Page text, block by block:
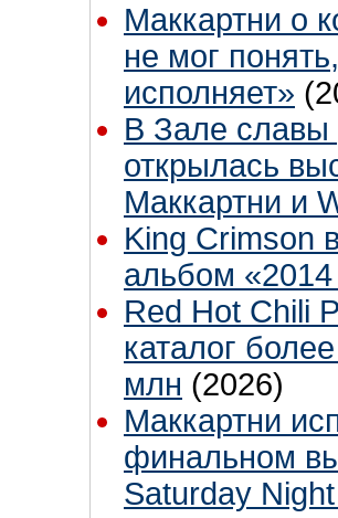
Маккартни о
не мог
исполняет»
В Зале славы
открылась
Маккартни и
King Crimson
альбом
Red Hot Chili
каталог
млн (2026)
Маккартни
финальном
Saturday